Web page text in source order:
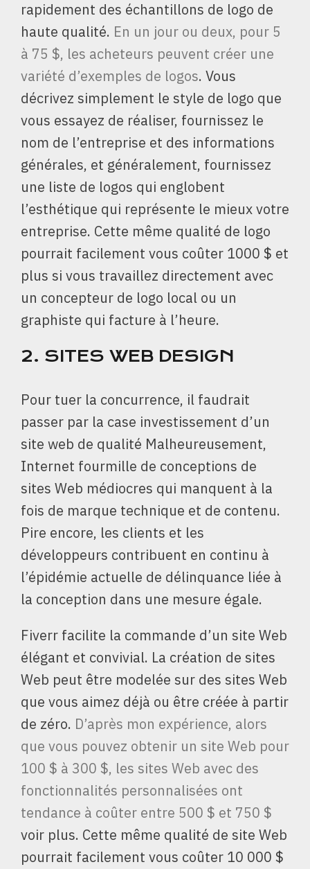
rapidement des échantillons de logo de
haute qualité. En un jour ou deux, pour 5
à 75 $, les acheteurs peuvent créer une
variété d’exemples de logos. Vous
décrivez simplement le style de logo que
vous essayez de réaliser, fournissez le
nom de l’entreprise et des informations
générales, et généralement, fournissez
une liste de logos qui englobent
l’esthétique qui représente le mieux votre
entreprise. Cette même qualité de logo
pourrait facilement vous coûter 1000 $ et
plus si vous travaillez directement avec
un concepteur de logo local ou un
graphiste qui facture à l’heure.
2. SITES WEB DESIGN
Pour tuer la concurrence, il faudrait
passer par la case investissement d’un
site web de qualité Malheureusement,
Internet fourmille de conceptions de
sites Web médiocres qui manquent à la
fois de marque technique et de contenu.
Pire encore, les clients et les
développeurs contribuent en continu à
l’épidémie actuelle de délinquance liée à
la conception dans une mesure égale.
Fiverr facilite la commande d’un site Web
élégant et convivial. La création de sites
Web peut être modelée sur des sites Web
que vous aimez déjà ou être créée à partir
de zéro. D’après mon expérience, alors
que vous pouvez obtenir un site Web pour
100 $ à 300 $, les sites Web avec des
fonctionnalités personnalisées ont
tendance à coûter entre 500 $ et 750 $
voir plus. Cette même qualité de site Web
pourrait facilement vous coûter 10 000 $